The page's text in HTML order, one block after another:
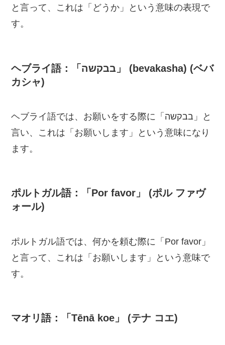
と言って、これは「どうか」という意味の表現で
す。
ヘブライ語：「בבקשה」 (bevakasha) (ベバ
カシャ)
ヘブライ語では、お願いをする際に「בבקשה」と
言い、これは「お願いします」という意味になり
ます。
ポルトガル語：「Por favor」 (ポル ファヴ
ォール)
ポルトガル語では、何かを頼む際に「Por favor」
と言って、これは「お願いします」という意味で
す。
マオリ語：「Tēnā koe」 (テナ コエ)